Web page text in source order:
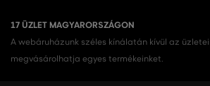
17 ÜZLET MAGYARORSZÁGON
A webáruházunk széles kínálatán kívül az
megvásárolhatja egyes termékeinket.